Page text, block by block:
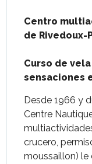
Centro
de Rivedoux-
Curso de
sensaciones
Desde 1966 y
Centre
crucero,
moussaillon) le